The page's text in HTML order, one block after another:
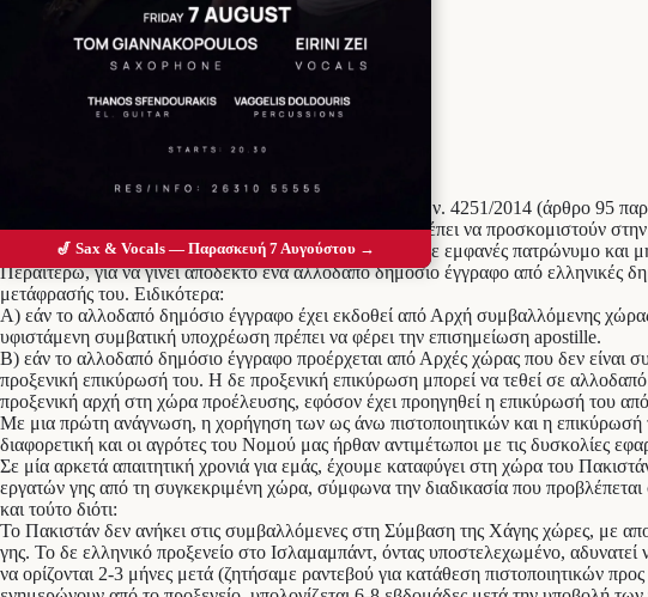
προτιμώμενη πηγή στο Google
Σύμφωνα με την τελευταία τροποποίηση του άρθρου 13 ν. 4251/2014 (άρθρο 95
των απαραίτητων δικαιολογητικών/εγγράφων που θα πρέπει να προσκομιστούν
πράξη γέννησης του εργαζομένου πολίτη τρίτης χώρας με εμφανές πατρώνυμο
Περαιτέρω, για να γίνει αποδεκτό ένα αλλοδαπό δημόσιο έγγραφο από ελληνικές
μετάφρασής του. Ειδικότερα:
Α) εάν το αλλοδαπό δημόσιο έγγραφο έχει εκδοθεί από Αρχή συμβαλλόμενης
υφιστάμενη συμβατική υποχρέωση πρέπει να φέρει την επισημείωση apostille.
Β) εάν το αλλοδαπό δημόσιο έγγραφο προέρχεται από Αρχές χώρας που δεν είναι
προξενική επικύρωσή του. Η δε προξενική επικύρωση μπορεί να τεθεί σε
προξενική αρχή στη χώρα προέλευσης, εφόσον έχει προηγηθεί η επικύρωσή του
Με μια πρώτη ανάγνωση, η χορήγηση των ως άνω πιστοποιητικών και η επικύρωσή
διαφορετική και οι αγρότες του Νομού μας ήρθαν αντιμέτωποι με τις δυσκολίες
Σε μία αρκετά απαιτητική χρονιά για εμάς, έχουμε καταφύγει στη χώρα του
εργατών γης από τη συγκεκριμένη χώρα, σύμφωνα την διαδικασία που
και τούτο διότι:
Το Πακιστάν δεν ανήκει στις συμβαλλόμενες στη Σύμβαση της Χάγης χώρες, με
γης. Το δε ελληνικό προξενείο στο Ισλαμαμπάντ, όντας υποστελεχωμένο,
να ορίζονται 2-3 μήνες μετά (ζητήσαμε ραντεβού για κατάθεση πιστοποιητικών
🎷 Sax & Vocals — Παρασκευή 7 Αυγούστου →